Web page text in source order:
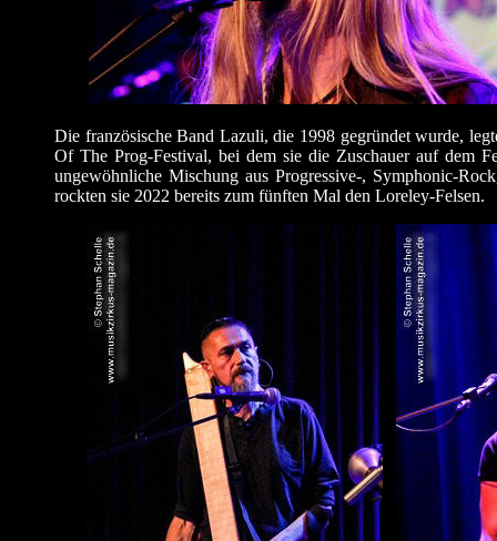
Die französische Band Lazuli, die 1998 gegründet wurde,
Of The Prog-Festival, bei dem sie die Zuschauer auf dem
ungewöhnliche Mischung aus Progressive-, Symphonic-
rockten sie 2022 bereits zum fünften Mal den Loreley-Felsen.